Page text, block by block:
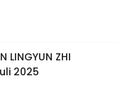
LINGYUN ZHI
2025